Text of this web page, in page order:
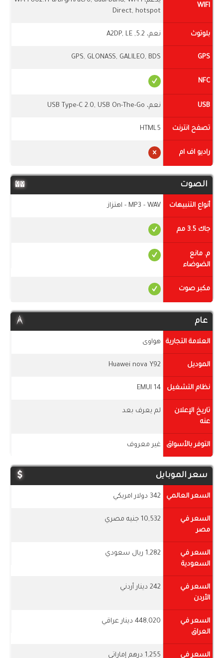
WIFI
Direct, hotspot
بلوتوث نعم، 5.2, A2DP, LE
GPS
GPS, GLONASS, GALILEO, BDS
NFC
USB نعم، USB Type-C 2.0, USB On-The-Go
تصفح انترنت HTML5
راديو اف ام
الصوت
أنواع التنبيهات MP3 - WAV - اهتزاز
جاك 3.5 مم
م. مانع
الضوضاء
مكبر صوت
عام
العلامة التجارية هواوى
الموديل Huawei nova Y92
نظام التشغيل EMUI 14
تاريخ الإعلان
عنه
لم يعرف بعد
التوفر بالأسواق غير معروف
سعر الموبايل
السعر العالمي 342 دولار امريكي
السعر في
مصر
10,532 جنيه مصري
السعر في
السعودية
1,282 ريال سعودي
السعر في
الأردن
242 دينار أردني
السعر في
العراق
448,020 دينار عراقي
السعر في 1,255 درهم إماراتي